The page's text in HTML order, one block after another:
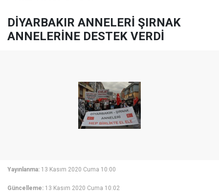
DİYARBAKIR ANNELERİ ŞIRNAK
ANNELERİNE DESTEK VERDİ
Yayınlanma: 13 Kasım 2020 Cuma 10:00
Güncelleme: 13 Kasım 2020 Cuma 10:02